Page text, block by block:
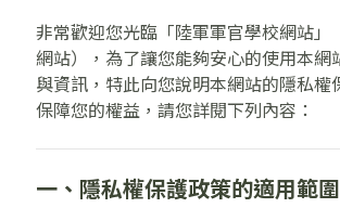
非常歡迎您光臨「陸軍軍官學校網站」
網站），為了讓您能夠安心的使用本網
與資訊，特此向您說明本網站的隱私權
保障您的權益，請您詳閱下列內容：
一、隱私權保護政策的適用範圍